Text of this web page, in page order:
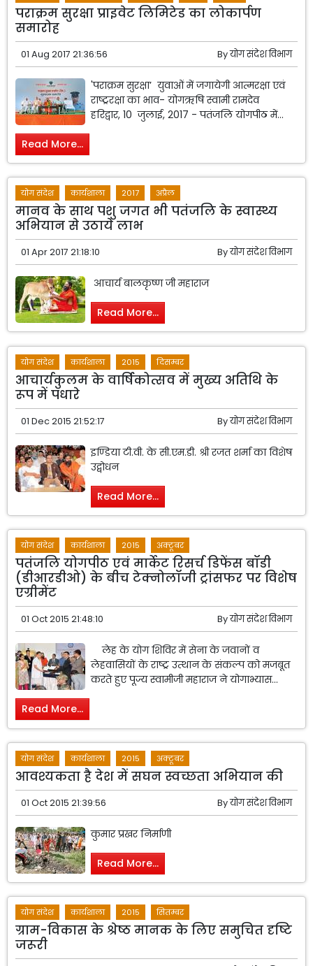
पराक्रम सुरक्षा प्राइवेट लिमिटेड का लोकार्पण
समारोह
01 Aug 2017 21:36:56 Byयोग संदेश विभाग
'पराक्रम सुरक्षा’ युवाओं में जगायेगी आत्मरक्षा एवं
राष्ट्ररक्षा का भाव- योगऋषि स्वामी रामदेव
हरिद्वार, 10 जुलाई, 2017 - पतंजलि योगपीठ में...
Read More...
योग संदेश कार्यशाला 2017 अप्रैल
मानव के साथ पशु जगत भी पतंजलि के स्वास्थ्य
अभियान से उठाये लाभ
01 Apr 2017 21:18:10 Byयोग संदेश विभाग
आचार्य बालकृष्ण जी महाराज
Read More...
योग संदेश कार्यशाला 2015 दिसम्बर
आचार्यकुलम के वार्षिकोत्सव में मुख्य अतिथि के
रूप में पधारे
01 Dec 2015 21:52:17 Byयोग संदेश विभाग
इण्डिया टी.वी. के सी.एम.डी. श्री रजत शर्मा का विशेष
उद्बोधन
Read More...
योग संदेश कार्यशाला 2015 अक्टूबर
पतंजलि योगपीठ एवं मार्केट रिसर्च डिफेंस बॉडी
(डीआरडीओ) के बीच टेक्नोलॉजी ट्रांसफर पर विशेष
एग्रीमेंट
01 Oct 2015 21:48:10 Byयोग संदेश विभाग
लेह के योग शिविर में सेना के जवानों व
लेहवासियों के राष्ट्र उत्थान के संकल्प को मजबूत
करते हुए पूज्य स्वामीजी महाराज ने योगाभ्यास...
Read More...
योग संदेश कार्यशाला 2015 अक्टूबर
आवश्यकता है देश में सघन स्वच्छता अभियान की
01 Oct 2015 21:39:56 Byयोग संदेश विभाग
कुमार प्रखर निर्माणी
Read More...
योग संदेश कार्यशाला 2015 सितम्बर
ग्राम-विकास के श्रेष्ठ मानक के लिए समुचित दृष्टि
जरूरी